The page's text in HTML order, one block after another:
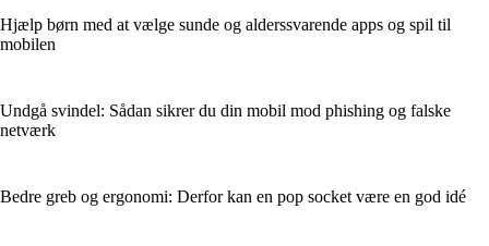
Hjælp børn med at vælge sunde og alderssvarende apps og spil til
mobilen
Undgå svindel: Sådan sikrer du din mobil mod phishing og falske
netværk
Bedre greb og ergonomi: Derfor kan en pop socket være en god idé